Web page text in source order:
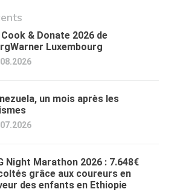
Cook & Donate 2026 de
Luxembourg
un mois après les
Night Marathon 2026 : 7.648€
grâce aux coureurs en
des enfants en Ethiopie